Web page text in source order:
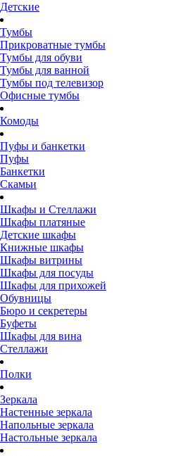
Детские
Тумбы
Прикроватные тумбы
Тумбы для обуви
Тумбы для ванной
Тумбы под телевизор
Офисные тумбы
Комоды
Пуфы и банкетки
Пуфы
Банкетки
Скамьи
Шкафы и Стеллажи
Шкафы платяные
Детские шкафы
Книжные шкафы
Шкафы витрины
Шкафы для посуды
Шкафы для прихожей
Обувницы
Бюро и секретеры
Буфеты
Шкафы для вина
Стеллажи
Полки
Зеркала
Настенные зеркала
Напольные зеркала
Настольные зеркала